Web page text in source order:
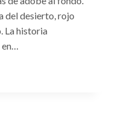
del desierto, rojo
La historia
en…